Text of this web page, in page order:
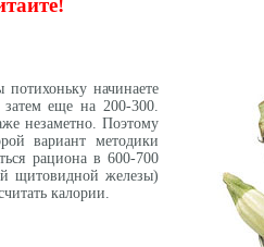
начинаете
еще на 200-300.
незаметно. Поэтому
вариант методики
рациона в 600-700
щитовидной железы)
калории.